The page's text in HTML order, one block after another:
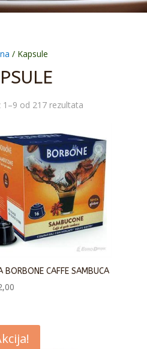
/ Kapsule
1–9 od 217 rezultata
BORBONE CAFFE SAMBUCA